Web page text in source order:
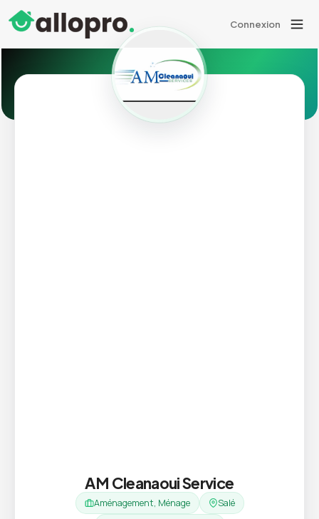
Connexion
AM Cleanaoui Service
Aménagement, Ménage
Salé